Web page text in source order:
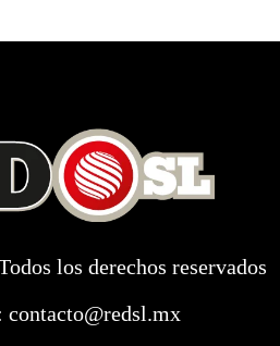
los derechos reservados
contacto@redsl.mx